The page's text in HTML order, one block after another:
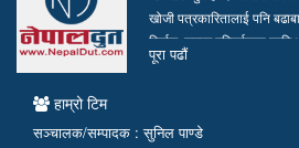
खोजी पत्रकारितालाई पनि
निर्माण, समाज परिवर्तनका
सत्य, तथ्य र निष्पक्ष समाचार
पूरा पढाैं
हाम्रो टिम
सञ्चालक/सम्पादक : सुनिल पाण्डे